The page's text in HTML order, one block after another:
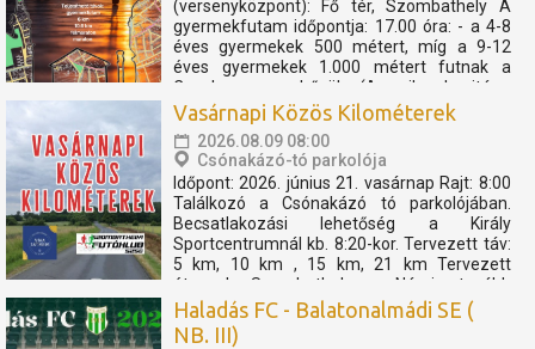
(versenyközpont): Fő tér, Szombathely A
gyermekfutam időpontja: 17.00 óra: - a 4-8
éves gyermekek 500 métert, míg a 9-12
éves gyermekek 1.000 métert futnak a
Cosplay szuperhősök (Amerika kapitány,
Thor, Pókember, Venom) műsorát, és a velük
való közös bemelegítést követően....
Vasárnapi Közös Kilométerek
2026.08.09 08:00
Csónakázó-tó parkolója
Időpont: 2026. június 21. vasárnap Rajt: 8:00
Találkozó a Csónakázó tó parkolójában.
Becsatlakozási lehetőség a Király
Sportcentrumnál kb. 8:20-kor. Tervezett táv:
5 km, 10 km , 15 km, 21 km Tervezett
útvonal: Szombathely - Nárai -tovább
Pornóapáti felé, féltávnál fordulással. A
rövidebb távok féltávnál...
Haladás FC - Balatonalmádi SE (
NB. III)